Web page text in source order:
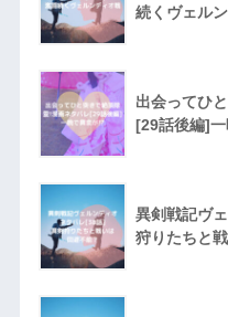
続くヴェル
出会ってひ
[29話後編]
異剣戦記ヴ
狩りたちと